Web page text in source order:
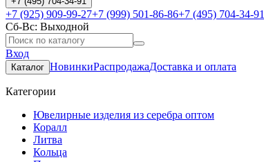
+7 (925) 909-99-27+7 (999) 501-86-86+7 (495) 704-34-91
Сб-Вс: Выходной
Вход
Каталог НовинкиРаспродажаДоставка и оплата
Категории
Ювелирные изделия из серебра оптом
Коралл
Литва
Кольца